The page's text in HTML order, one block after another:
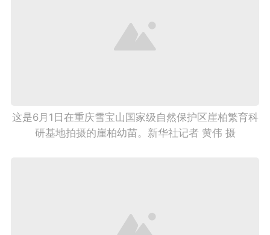
这是6月1日在重庆雪宝山国家级自然保护区崖柏繁育科
研基地拍摄的崖柏幼苗。新华社记者 黄伟 摄